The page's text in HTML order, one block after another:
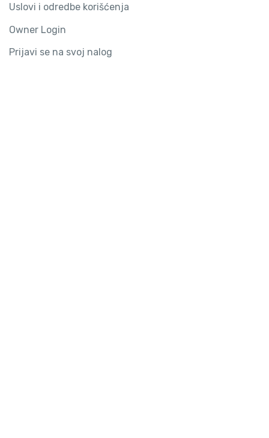
Uslovi i odredbe korišćenja
Owner Login
Prijavi se na svoj nalog